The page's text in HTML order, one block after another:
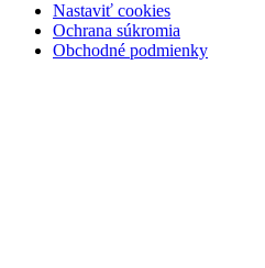
Nastaviť cookies
Ochrana súkromia
Obchodné podmienky